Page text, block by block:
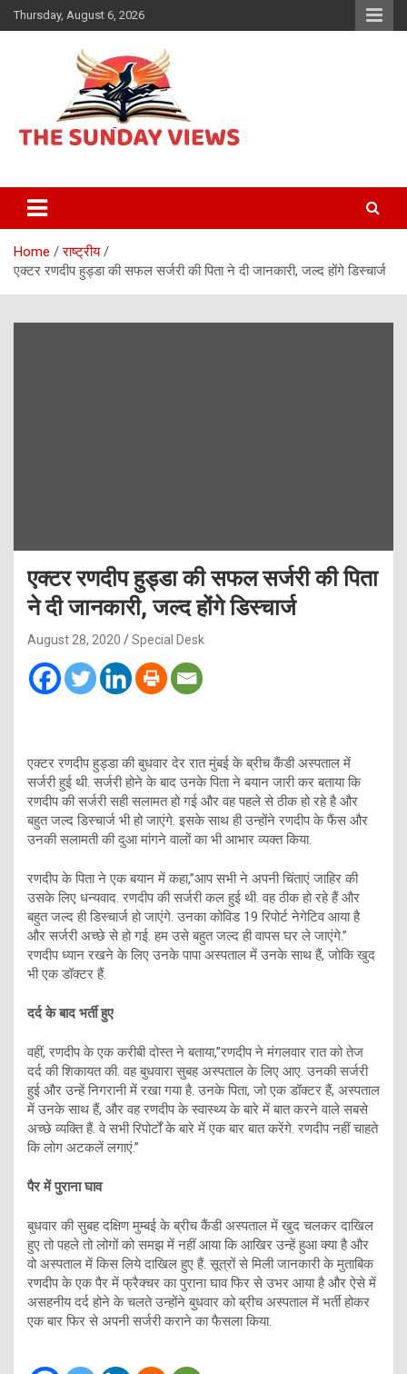
Skip
to
Thursday, August 6, 2026
The Sunday views
Home
राष्ट्रीय
एक्टर रणदीप हुड्डा की सफल सर्जरी की पिता ने दी जानकारी, जल्द होंगे डिस्चार्ज
एक्टर रणदीप हुड्डा की सफल सर्जरी की पिता
ने दी जानकारी, जल्द होंगे डिस्चार्ज
August 28, 2020 Special Desk
एक्टर रणदीप हुड्डा की बुधवार देर रात मुंबई के ब्रीच कैंडी अस्पताल में
सर्जरी हुई थी. सर्जरी होने के बाद उनके पिता ने बयान जारी कर बताया कि
रणदीप की सर्जरी सही सलामत हो गई और वह पहले से ठीक हो रहे है और
बहुत जल्द डिस्चार्ज भी हो जाएंगे. इसके साथ ही उन्होंने रणदीप के फैंस और
उनकी सलामती की दुआ मांगने वालों का भी आभार व्यक्त किया.
रणदीप के पिता ने एक बयान में कहा,”आप सभी ने अपनी चिंताएं जाहिर की
उसके लिए धन्यवाद. रणदीप की सर्जरी कल हुई थी. वह ठीक हो रहे हैं और
बहुत जल्द ही डिस्चार्ज हो जाएंगे. उनका कोविड 19 रिपोर्ट नेगेटिव आया है
और सर्जरी अच्छे से हो गई. हम उसे बहुत जल्द ही वापस घर ले जाएंगे.”
रणदीप ध्यान रखने के लिए उनके पापा अस्पताल में उनके साथ हैं, जोकि खुद
भी एक डॉक्टर हैं.
दर्द के बाद भर्ती हुए
वहीं, रणदीप के एक करीबी दोस्त ने बताया,”रणदीप ने मंगलवार रात को तेज
दर्द की शिकायत की. वह बुधवारा सुबह अस्पताल के लिए आए. उनकी सर्जरी
हुई और उन्हें निगरानी में रखा गया है. उनके पिता, जो एक डॉक्टर हैं, अस्पताल
में उनके साथ हैं, और वह रणदीप के स्वास्थ्य के बारे में बात करने वाले सबसे
अच्छे व्यक्ति हैं. वे सभी रिपोर्टों के बारे में एक बार बात करेंगे. रणदीप नहीं चाहते
कि लोग अटकलें लगाएं.”
पैर में पुराना घाव
बुधवार की सुबह दक्षिण मुम्बई के ब्रीच कैंडी अस्पताल में खुद चलकर दाखिल
हुए तो पहले तो लोगों को समझ में नहीं आया कि आखिर उन्हें हुआ क्या है और
वो अस्पताल में किस लिये दाखिल हुए हैं. सूत्रों से मिली जानकारी के मुताबिक
रणदीप के एक पैर में फ्रैक्चर का पुराना घाव फिर से उभर आया है और ऐसे में
असहनीय दर्द होने के चलते उन्होंने बुधवार को ब्रीच अस्पताल में भर्ती होकर
एक बार फिर से अपनी सर्जरी कराने का फैसला किया.